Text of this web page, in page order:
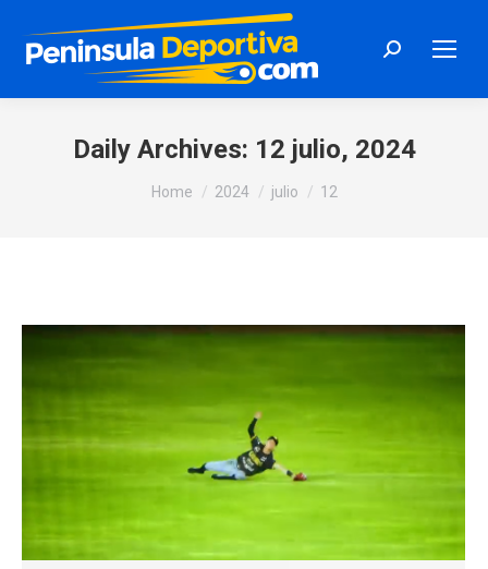
Search:
Daily Archives: 12 julio, 2024
You are here:
Home 2024 julio 12